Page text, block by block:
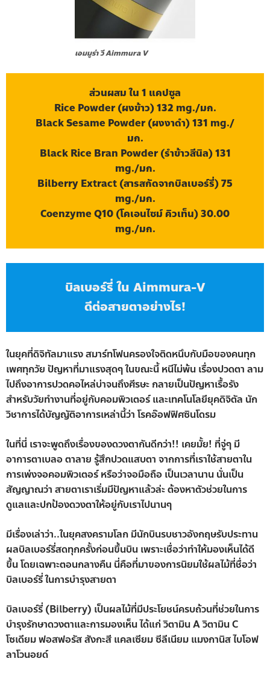
เอมมูร่า วี Aimmura V
ส่วนผสม ใน 1 แคปซูล
Rice Powder (ผงข้าว) 132 mg./มก.
Black Sesame Powder (ผงงาดำ) 131 mg./
มก.
Black Rice Bran Powder (รำข้าวสีนิล) 131
mg./มก.
Bilberry Extract (สารสกัดจากบิลเบอร์รี่) 75
mg./มก.
Coenzyme Q10 (โคเอนไซม์ คิวเท็น) 30.00
mg./มก.
บิลเบอร์รี่ ใน Aimmura-V
ดีต่อสายตาอย่างไร!
ในยุคที่ดิจิทัลมาแรง สมาร์ทโฟนครองใจติดหนึบกับมือของคนทุก
เพศทุกวัย ปัญหาที่มาแรงสุดๆ ในขณะนี้ หนีไม่พ้น เรื่องปวดตา ลาม
ไปถึงอาการปวดคอไหล่บ่าจนถึงศีรษะ กลายเป็นปัญหาเรื้อรัง
สำหรับวัยทำงานที่อยู่กับคอมพิวเตอร์ และเทคโนโลยียุคดิจิตัล นัก
วิชาการได้บัญญัติอาการเหล่านี้ว่า โรคอ๊อฟฟิศซินโดรม
ในที่นี่ เราจะพูดถึงเรื่องของดวงตากันดีกว่า!! เคยมั้ย! ที่จู่ๆ มี
อาการตาเบลอ ตาลาย รู้สึกปวดแสบตา จากการที่เราใช้สายตาใน
การเพ่งจอคอมพิวเตอร์ หรือว่าจอมือถือ เป็นเวลานาน นั่นเป็น
สัญญาณว่า สายตาเราเริ่มมีปัญหาแล้วล่ะ ต้องหาตัวช่วยในการ
ดูแลและปกป้องดวงตาให้อยู่กับเราไปนานๆ
มีเรื่องเล่าว่า..ในยุคสงครามโลก มีนักบินรบชาวอังกฤษรับประทาน
ผลบิลเบอร์รี่สดทุกครั้งก่อนขึ้นบิน เพราะเชื่อว่าทำให้มองเห็นได้ดี
ขึ้น โดยเฉพาะตอนกลางคืน นี่คือที่มาของการนิยมใช้ผลไม้ที่ชื่อว่า
บิลเบอร์รี่ ในการบำรุงสายตา
บิลเบอร์รี่ (Bilberry) เป็นผลไม้ที่มีประโยชน์ครบถ้วนที่ช่วยในการ
บำรุงรักษาดวงตาและการมองเห็น ได้แก่ วิตามิน A วิตามิน C
โซเดียม ฟอสฟอรัส สังกะสี แคลเซียม ซีลีเนียม แมงกานิส ไบโอฟ
ลาโวนอยด์